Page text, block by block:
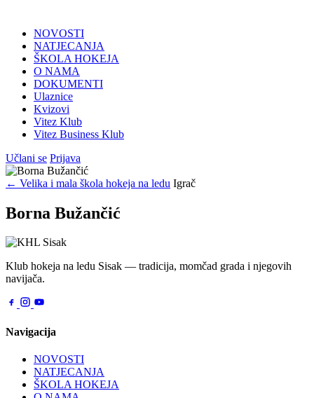
NOVOSTI
NATJECANJA
ŠKOLA HOKEJA
O NAMA
DOKUMENTI
Ulaznice
Kvizovi
Vitez Klub
Vitez Business Klub
Učlani se Prijava
← Velika i mala škola hokeja na ledu Igrač
Borna Bužančić
Klub hokeja na ledu Sisak — tradicija, momčad grada i njegovih
navijača.
Navigacija
NOVOSTI
NATJECANJA
ŠKOLA HOKEJA